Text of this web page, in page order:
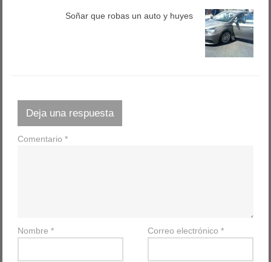
Soñar que robas un auto y huyes
Deja una respuesta
Comentario*
Nombre* Correo electrónico *